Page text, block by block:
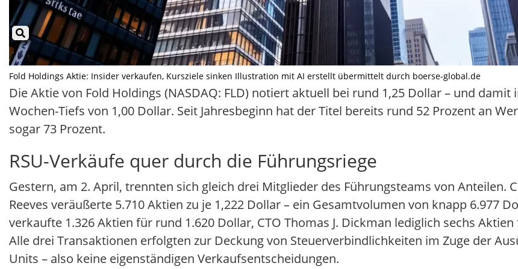
Fold Holdings Aktie: Insider verkaufen, Kursziele sinken Illustration mit AI erstellt übermittelt durch boerse-global.de
Die Aktie von Fold Holdings (NASDAQ: FLD) notiert aktuell bei rund 1,25 Dollar – und damit
Wochen-Tiefs von 1,00 Dollar. Seit Jahresbeginn hat der Titel bereits rund 52 Prozent an
sogar 73 Prozent.
RSU-Verkäufe quer durch die Führungsriege
Gestern, am 2. April, trennten sich gleich drei Mitglieder des Führungsteams von Anteilen.
Reeves veräußerte 5.710 Aktien zu je 1,222 Dollar – ein Gesamtvolumen von knapp 6.977
verkaufte 1.326 Aktien für rund 1.620 Dollar, CTO Thomas J. Dickman lediglich sechs
Alle drei Transaktionen erfolgten zur Deckung von Steuerverbindlichkeiten im Zuge der
Units – also keine eigenständigen Verkaufsentscheidungen.